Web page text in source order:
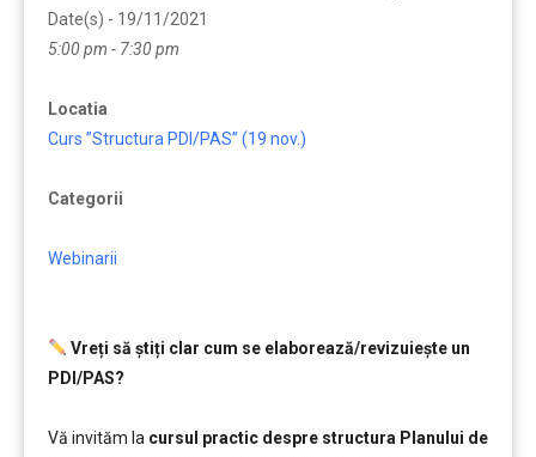
Date(s) - 19/11/2021
5:00 pm - 7:30 pm
Locatia
Curs ”Structura PDI/PAS” (19 nov.)
Categorii
Webinarii
Vreți să ştiți clar cum se elaborează/revizuieşte un
PDI/PAS?
Vă invităm la cursul practic despre structura Planului de